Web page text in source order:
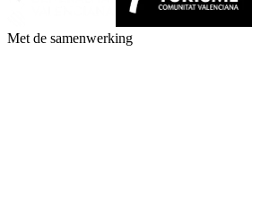
Met de samenwerking